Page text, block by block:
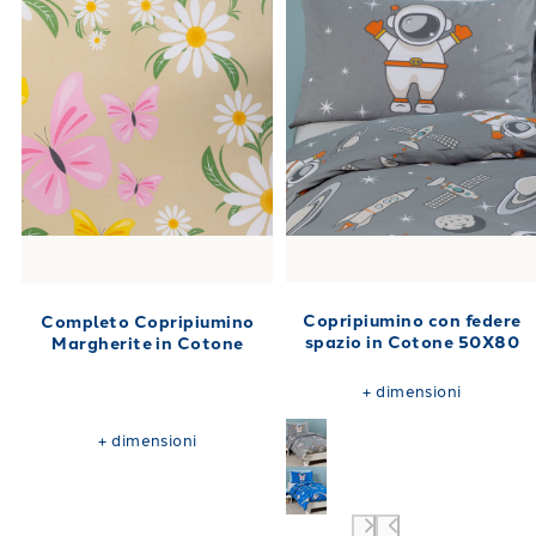
Completo Copripiumino
Margherite in Cotone
+dimensioni
Copripiumino con federe
spazio in Cotone 50X80
+dimensioni